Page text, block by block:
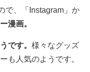
で、「Instagram」か
漫画。
です。 様々なグッズ
も人気のようです。